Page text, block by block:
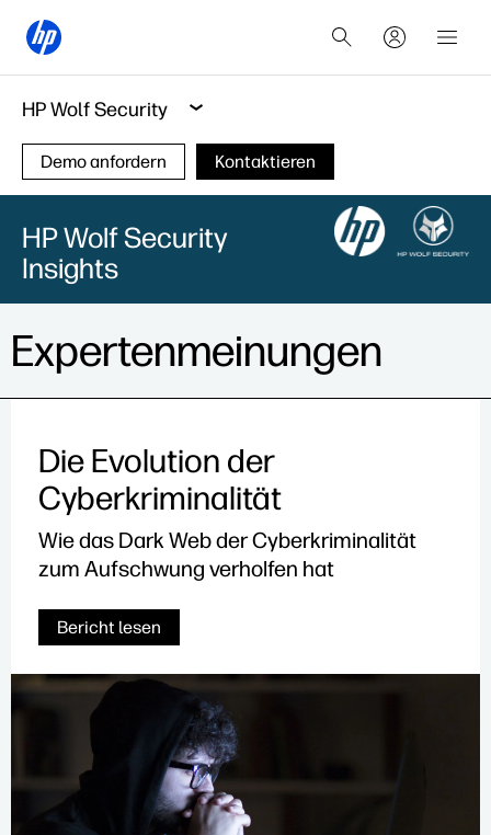
HP Wolf Security
Demo anfordern Kontaktieren
HP Wolf Security
Insights
Expertenmeinungen
Die Evolution der
Cyberkriminalität
Wie das Dark Web der Cyberkriminalität
zum Aufschwung verholfen hat
Bericht lesen